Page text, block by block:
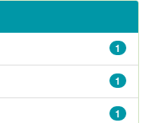
1
1
1